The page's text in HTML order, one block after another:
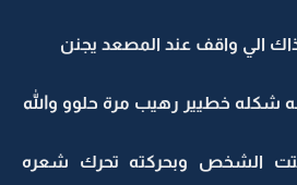
الشخص وبحركته تحرك شعره